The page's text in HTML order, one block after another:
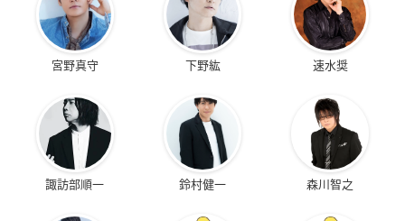
宮野真守 下野紘 速水奨
諏訪部順一 鈴村健一 森川智之